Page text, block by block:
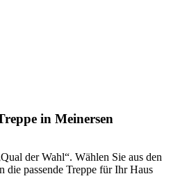
in Meinersen
der Wahl“. Wählen Sie aus den
die passende Treppe für Ihr Haus